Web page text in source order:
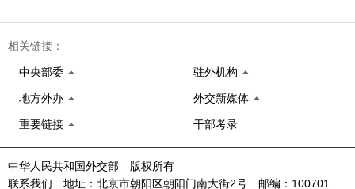
相关链接：
中央部委 驻外机构
地方外办 外交新媒体
重要链接 干部考录
中华人民共和国外交部 版权所有
联系我们 地址：北京市朝阳区朝阳门南大街2号 邮编：100701